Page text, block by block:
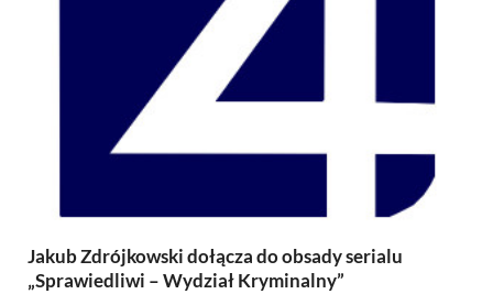
Jakub Zdrójkowski dołącza do obsady serialu
„Sprawiedliwi – Wydział Kryminalny”